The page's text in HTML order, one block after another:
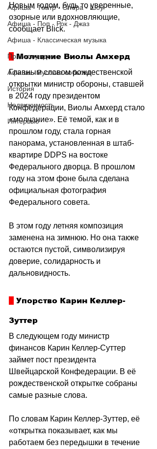
Афиша - Театр - Опера - Шоу
Афиша - Поп - Рок - Джаз
Афиша - Классическая музыка
Правопорядок
Афиша - Русские события
История
Недвижимость
Интервью
Новым годом, будь то уверенные,
озорные или вдохновляющие,
сообщает Blick.
Молчание Виолы Амхерд
Главным словом рождественской
открытки министр обороны, ставшей
в 2024 году президентом
Конфедерации, Виолы Амхерд стало
«молчание». Её темой, как и в
прошлом году, стала горная
панорама, установленная в штаб-
квартире DDPS на востоке
Федерального дворца. В прошлом
году на этом фоне была сделана
официальная фотография
Федерального совета.
В этом году летняя композиция
заменена на зимнюю. Но она также
остаются пустой, символизируя
доверие, солидарность и
дальновидность.
Упорство Карин Келлер-
Зуттер
В следующем году министр
финансов Карин Келлер-Суттер
займет пост президента
Швейцарской Конфедерации. В её
рождественской открытке собраны
самые разные слова.
По словам Карин Келлер-Зуттер, её
«открытка показывает, как мы
работаем без передышки в течение